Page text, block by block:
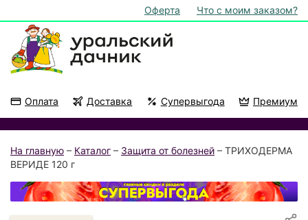
Оферта Что с моим заказом?
Оплата Доставка Супервыгода Премиум
На главную – Каталог – Защита от болезней – ТРИХОДЕРМА
ВЕРИДЕ 120 г